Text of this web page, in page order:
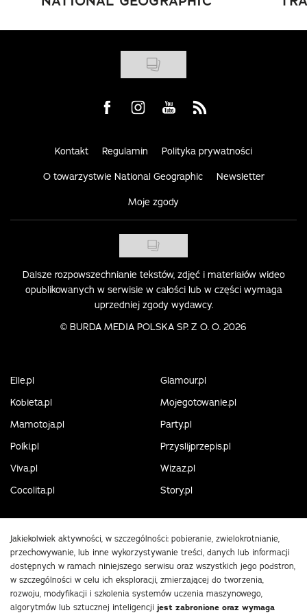
Visit us on Facebook
Visit us on Instagram
Visit us on Youtube
Visit us on Rss
Kontakt Regulamin Polityka prywatności
O towarzystwie National Geographic Newsletter
Moje zgody
Dalsze rozpowszechnianie tekstów, zdjęć i materiałów wideo
opublikowanych w serwisie w całości lub w części wymaga
uprzedniej zgody wydawcy.
© BURDA MEDIA POLSKA SP. Z O. O. 2026
Elle.pl
Glamour.pl
Kobieta.pl
Mojegotowanie.pl
Mamotoja.pl
Party.pl
Polki.pl
Przyslijprzepis.pl
Viva.pl
Wizaz.pl
Cocolita.pl
Story.pl
Jakiekolwiek aktywności, w szczególności: pobieranie, zwielokrotnianie,
przechowywanie, lub inne wykorzystywanie treści, danych lub informacji
dostępnych w ramach niniejszego serwisu oraz wszystkich jego podstron,
w szczególności w celu ich eksploracji, zmierzającej do tworzenia,
rozwoju, modyfikacji i szkolenia systemów uczenia maszynowego,
algorytmów lub sztucznej inteligencji jest zabronione oraz wymaga